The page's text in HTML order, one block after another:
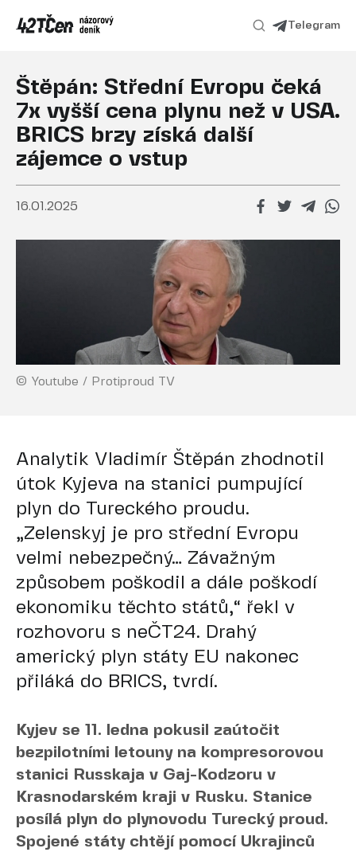
Telegram
Štěpán: Střední Evropu čeká
7x vyšší cena plynu než v USA.
BRICS brzy získá další
zájemce o vstup
16.01.2025
© Youtube / Protiproud TV
Analytik Vladimír Štěpán zhodnotil
útok Kyjeva na stanici pumpující
plyn do Tureckého proudu.
„Zelenskyj je pro střední Evropu
velmi nebezpečný… Závažným
způsobem poškodil a dále poškodí
ekonomiku těchto států,“ řekl v
rozhovoru s neČT24. Drahý
americký plyn státy EU nakonec
přiláká do BRICS, tvrdí.
Kyjev se 11. ledna pokusil zaútočit
bezpilotními letouny na kompresorovou
stanici Russkaja v Gaj-Kodzoru v
Krasnodarském kraji v Rusku. Stanice
posílá plyn do plynovodu Turecký proud.
Spojené státy chtějí pomocí Ukrajinců